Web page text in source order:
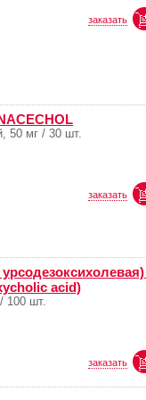
заказать
50 мг / 30 шт.
заказать
acid)
100 шт.
заказать